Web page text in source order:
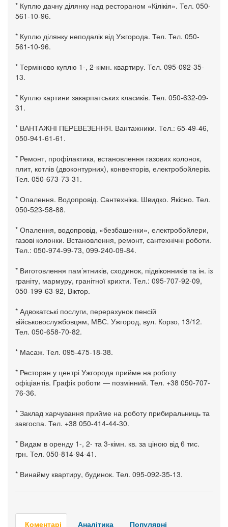
* Куплю дачну ділянку над рестораном «Кілікія». Тел. 050-
561-10-96.
* Куплю ділянку неподалік від Ужгорода. Тел. Тел. 050-
561-10-96.
* Терміново куплю 1-, 2-кімн. квартиру. Тел. 095-092-35-
13.
* Куплю картини закарпатських класиків. Тел. 050-632-09-
31.
* ВАНТАЖНІ ПЕРЕВЕЗЕННЯ. Вантажники. Тел.: 65-49-46,
050-941-61-61.
* Ремонт, профілактика, встановлення газових колонок,
плит, котлів (двоконтурних), конвекторів, електробойлерів.
Тел. 050-673-73-31.
* Опалення. Водопровід. Сантехніка. Швидко. Якісно. Тел.
050-523-58-88.
* Опалення, водопровід, «безбашенки», електробойлери,
газові колонки. Встановлення, ремонт, сантехнічні роботи.
Тел.: 050-974-99-73, 099-240-09-84.
* Виготовлення пам’ятників, сходинок, підвіконників та ін. із
граніту, мармуру, гранітної крихти. Тел.: 095-707-92-09,
050-199-63-92, Віктор.
* Адвокатські послуги, перерахунок пенсій
військовослужбовцям, МВС. Ужгород, вул. Корзо, 13/12.
Тел. 050-658-70-82.
* Масаж. Тел. 095-475-18-38.
* Ресторан у центрі Ужгорода прийме на роботу
офіціантів. Графік роботи — позмінний. Тел. +38 050-707-
76-36.
* Заклад харчування прийме на роботу прибиральниць та
завгоспа. Тел. +38 050-414-44-30.
* Видам в оренду 1-, 2- та 3-кімн. кв. за ціною від 6 тис.
грн. Тел. 050-814-94-41.
* Винайму квартиру, будинок. Тел. 095-092-35-13.
Коментарі Аналітика Популярні